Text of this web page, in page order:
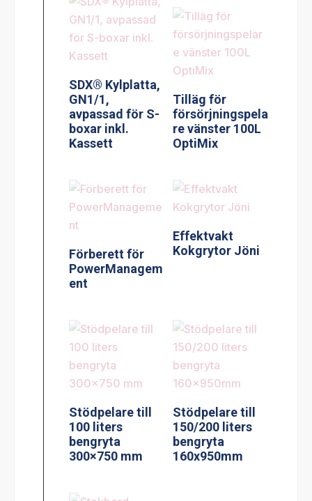
SDX® Kylplatta,
GN1/1,
avpassad för S-
boxar inkl.
Kassett
Tilläg för
försörjningspela
re vänster 100L
OptiMix
Förberett för
PowerManagem
ent
Effektvakt
Kokgrytor Jöni
Stödpelare till
100 liters
bengryta
300×750 mm
Stödpelare till
150/200 liters
bengryta
160x950mm